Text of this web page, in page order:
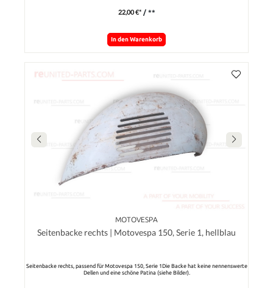
22,00 €* / **
In den Warenkorb
MOTOVESPA
Seitenbacke rechts | Motovespa 150, Serie 1, hellblau
Seitenbacke rechts, passend für Motovespa 150, Serie 1Die Backe hat keine nennenswerte
Dellen und eine schöne Patina (siehe Bilder).